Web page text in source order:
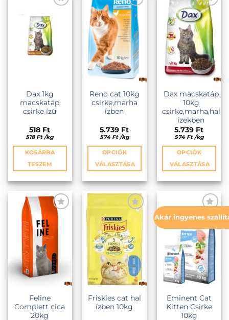
KEDVENCEKHEZ
Dax 1kg
macskatáp
csirke ízű
518 Ft
518 Ft /kg
KOSÁRBA
TESZEM
KEDVENCEKHEZ
Reno cat 10kg
csirke,marha
ízben
5.739 Ft
574 Ft /kg
OPCIÓK
VÁLASZTÁSA
a
terméknek
több
variációja
van.
A
változatok
a
termékoldalon
választhatók
KEDVENCEKHEZ
Dax macskatáp
10kg
csirke,marha,hal
ízekben
5.739 Ft
574 Ft /kg
OPCIÓK
VÁLASZTÁSA
a
terméknek
több
variációja
van.
A
változatok
a
KEDVENCEKHEZ
Feline
Complett cica
20kg
KEDVENCEKHEZ
Friskies cat hal
ízben 10kg
Akár ingyenes
Eminent Cat
Kitten Csirke
10kg